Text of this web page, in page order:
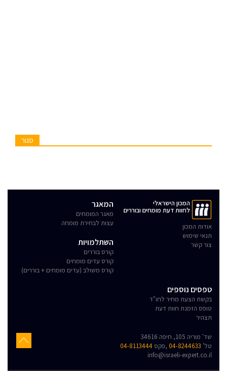
סגור
המכון הישראלי
לחוות דעת מומחים ובוררים
אודות המכון
תנאי שימוש
צור קשר
המאגר
מאגר המומחים
עצות לבחירת מומחה
השתלמויות
קורס בוררים
קורס עדים מומחים
קורס משולב (עדים מומחים + בוררים)
טפסים נוספים
בקשת הצעת מחיר לחו"ד
טופס הזמנת חוות דעת
תצהיר
שד' מוריה 105, חיפה 34616
טל' 04-8244633 ,פקס 04-8113444
info@israeli-expert.co.il